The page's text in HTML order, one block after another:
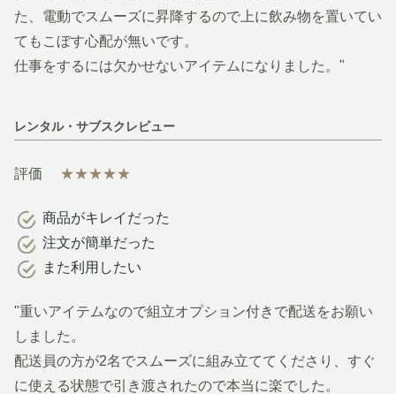
た、電動でスムーズに昇降するので上に飲み物を置いてい
てもこぼす心配が無いです。
仕事をするには欠かせないアイテムになりました。"
レンタル・サブスクレビュー
評価 ★★★★★
商品がキレイだった
注文が簡単だった
また利用したい
"重いアイテムなので組立オプション付きで配送をお願い
しました。
配送員の方が2名でスムーズに組み立ててくださり、すぐ
に使える状態で引き渡されたので本当に楽でした。